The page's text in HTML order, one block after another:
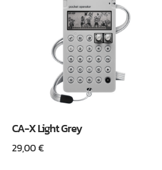
CA-X Light Grey
29,00€